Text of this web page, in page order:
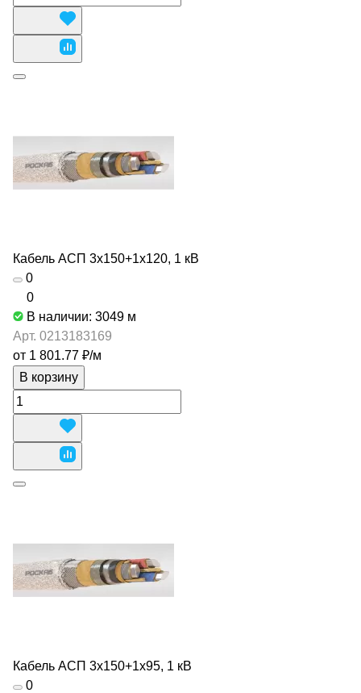
Кабель АСП 3х150+1х120, 1 кВ
0
0
В наличии: 3049 м
Арт. 0213183169
от 1 801.77 ₽/м
В корзину
Кабель АСП 3х150+1х95, 1 кВ
0